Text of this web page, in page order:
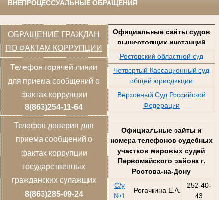
ВНЕПРОЦЕССУАЛЬНЫЕ ОБРАЩЕНИЯ
ОБРАЩЕНИЕ ГРАЖДАН
ПО ФАКТАМ КОРРУПЦИИ
Телефон горячей линии
для приема сообщений о
фактах коррупции
8(863)254-11-64
Телефон доверия для
приема сообщений о
фактах коррупции
государственных
гражданских сулажщих
8(863)285-09-24
Официальные сайты судов
вышестоящих инстанций
Ростовский областной суд
Четвертый Кассационный суд
общей юрисдикции
Верховный Суд Российской
Федерации
Официальные сайты и
номера телефонов судебных
участков мировых судей
Первомайского района г.
Ростова-на-Дону
С/у
№1
Рогачкина Е.А.
252-40-
43